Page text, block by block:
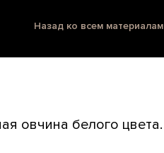
Назад ко всем материалам
овчина белого цвета.